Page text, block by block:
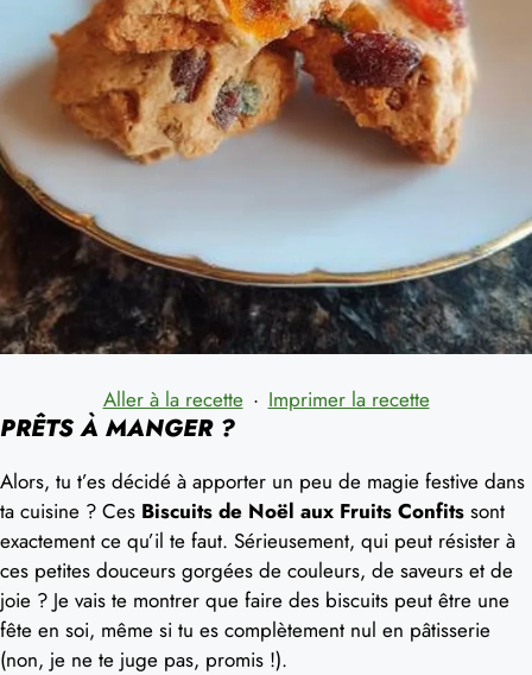
Aller à la recette · Imprimer la recette
PRÊTS À MANGER ?
Alors, tu t’es décidé à apporter un peu de magie festive dans
ta cuisine ? Ces Biscuits de Noël aux Fruits Confits sont
exactement ce qu’il te faut. Sérieusement, qui peut résister à
ces petites douceurs gorgées de couleurs, de saveurs et de
joie ? Je vais te montrer que faire des biscuits peut être une
fête en soi, même si tu es complètement nul en pâtisserie
(non, je ne te juge pas, promis !).